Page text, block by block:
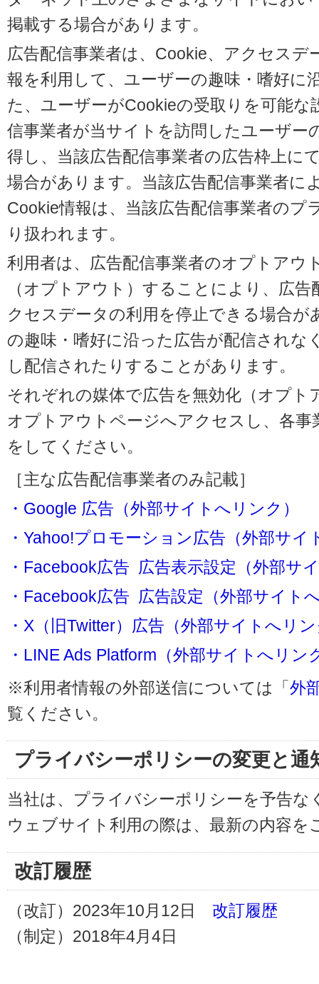
掲載する場合があります。
広告配信事業者は、Cookie、アクセスデ
報を利用して、ユーザーの趣味・嗜好に
た、ユーザーがCookieの受取りを可能
信事業者が当サイトを訪問したユーザー
得し、当該広告配信事業者の広告枠上に
場合があります。当該広告配信事業者に
Cookie情報は、当該広告配信事業者のプ
り扱われます。
利用者は、広告配信事業者のオプトアウ
（オプトアウト）することにより、広
クセスデータの利用を停止できる場合が
の趣味・嗜好に沿った広告が配信されな
し配信されたりすることがあります。
それぞれの媒体で広告を無効化（オプト
オプトアウトページへアクセスし、各
をしてください。
［主な広告配信事業者のみ記載］
・Google 広告（外部サイトへリンク）
・Yahoo!プロモーション広告（外部サイ
・Facebook広告 広告表示設定（外部サ
・Facebook広告 広告設定（外部サイト
・X（旧Twitter）広告（外部サイトへリ
・LINE Ads Platform（外部サイトへリン
※利用者情報の外部送信については「外
覧ください。
プライバシーポリシーの変更と通
当社は、プライバシーポリシーを予告
ウェブサイト利用の際は、最新の内容を
改訂履歴
（改訂）2023年10月12日 改訂履歴
（制定）2018年4月4日